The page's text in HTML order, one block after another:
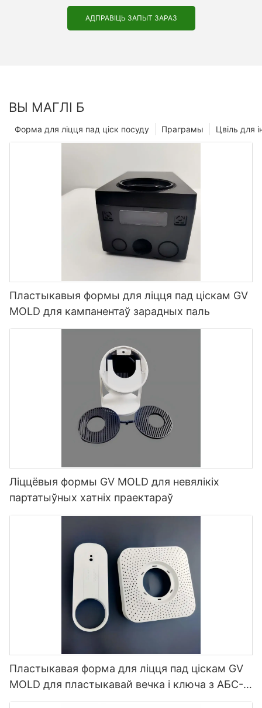
АДПРАВІЦЬ ЗАПЫТ ЗАРАЗ
ВЫ МАГЛІ Б
Цвіль для
Праграмы
Форма для ліцця пад ціск посуду
Пластыкавыя формы для ліцця пад ціскам GV
MOLD для кампанентаў зарадных паль
Ліццёвыя формы GV MOLD для невялікіх
партатыўных хатніх праектараў
Пластыкавая форма для ліцця пад ціскам GV
MOLD для пластыкавай вечка і ключа з АБС-
пластыка для праектараў